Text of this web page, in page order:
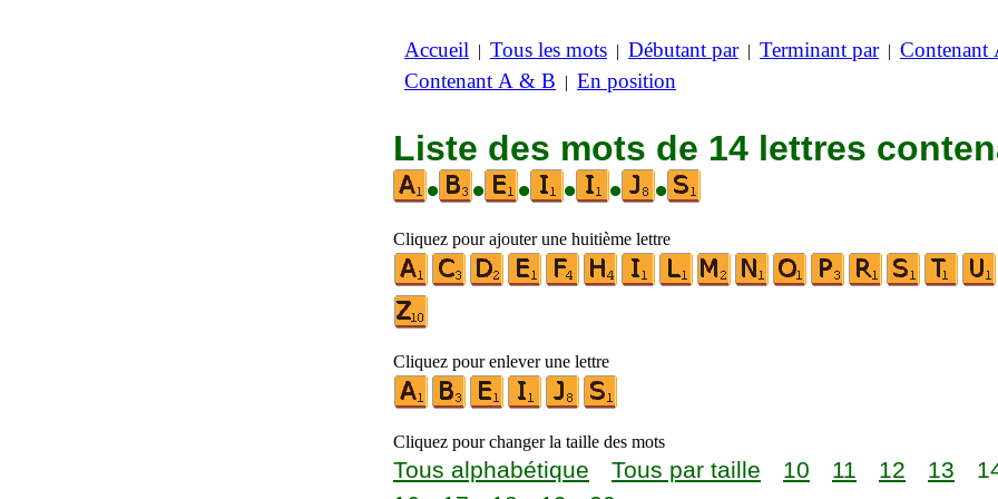
Accueil | Tous les mots | Débutant par| Terminant par| Contenant
Contenant A & B | En position
Liste des mots de 14 lettres
•
• • • • •
Cliquez pour ajouter une huitième lettre
Cliquez pour enlever une lettre
Cliquez pour changer la taille des mots
Tous alphabétique Tous par taille 10 11 12 13